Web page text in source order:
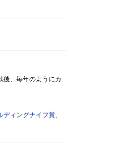
後、毎年のようにカ
ィングナイフ賞、